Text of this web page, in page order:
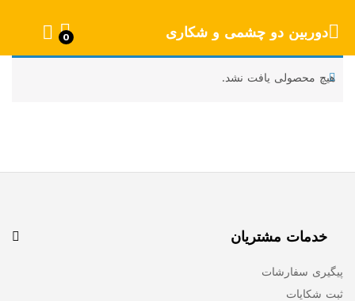
دوربین دو چشمی و شکاری 0
هیچ محصولی یافت نشد.
خدمات مشتریان
پیگیری سفارشات
ثبت شکایات